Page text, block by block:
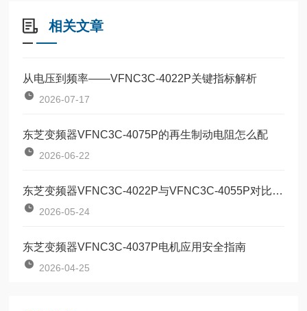
相关文章
从电压到频率——VFNC3C-4022P关键指标解析
2026-07-17
东芝变频器VFNC3C-4075P的再生制动电阻怎么配
2026-06-22
东芝变频器VFNC3C-4022P与VFNC3C-4055P对比：两款定位器该如何按需选型？
2026-05-24
东芝变频器VFNC3C-4037P电机应用安全指南
2026-04-25